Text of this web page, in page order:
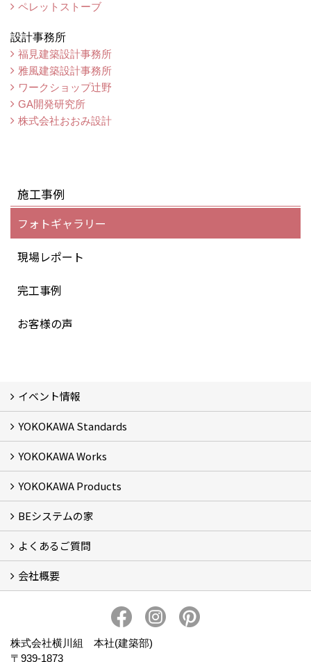
ペレットストーブ
設計事務所
福見建築設計事務所
雅風建築設計事務所
ワークショップ辻野
GA開発研究所
株式会社おおみ設計
施工事例
フォトギャラリー
現場レポート
完工事例
お客様の声
イベント情報
イベント予告
イベント報告
YOKOKAWA Standards
基本理念 (2)
横川組の家造り
正しい耐震・制震の家
正しい断熱の家
S-grade
SS-grade
YOKOKAWA Works
フォトギャラリー
リフォーム専門部
新築・増築専門部
現場レポート
完工事例
お客様の声
横川組歩道除雪隊
『五本線』応援ページ！
YOKOKAWA Products
窓ガラス遮熱・UVカット塗料【ゼロコート】
水回り再生コーティング【アクアリフレッシュ】
米杉羽目板【やすらぎ】
BEシステムの家
BEシステムの家 実績
BEシステムの家 概要
BEシステムの家 体感会レポート
ハウスオブザ高断熱受賞
よくあるご質問
BEシステムについて
家造りの流れ
会社概要
プライバシー・ポリシー
本社井口移転のお知らせ
株式会社横川組 本社(建築部)
〒939-1873